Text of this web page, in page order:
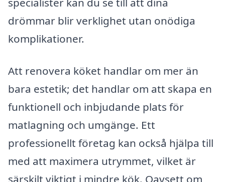
drömmar blir verklighet utan onödiga
komplikationer.
Att renovera köket handlar om mer än
bara estetik; det handlar om att skapa en
funktionell och inbjudande plats för
matlagning och umgänge. Ett
professionellt företag kan också hjälpa till
med att maximera utrymmet, vilket är
särskilt viktigt i mindre kök. Oavsett om